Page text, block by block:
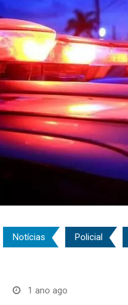
Notícias Policial
1 ano ago